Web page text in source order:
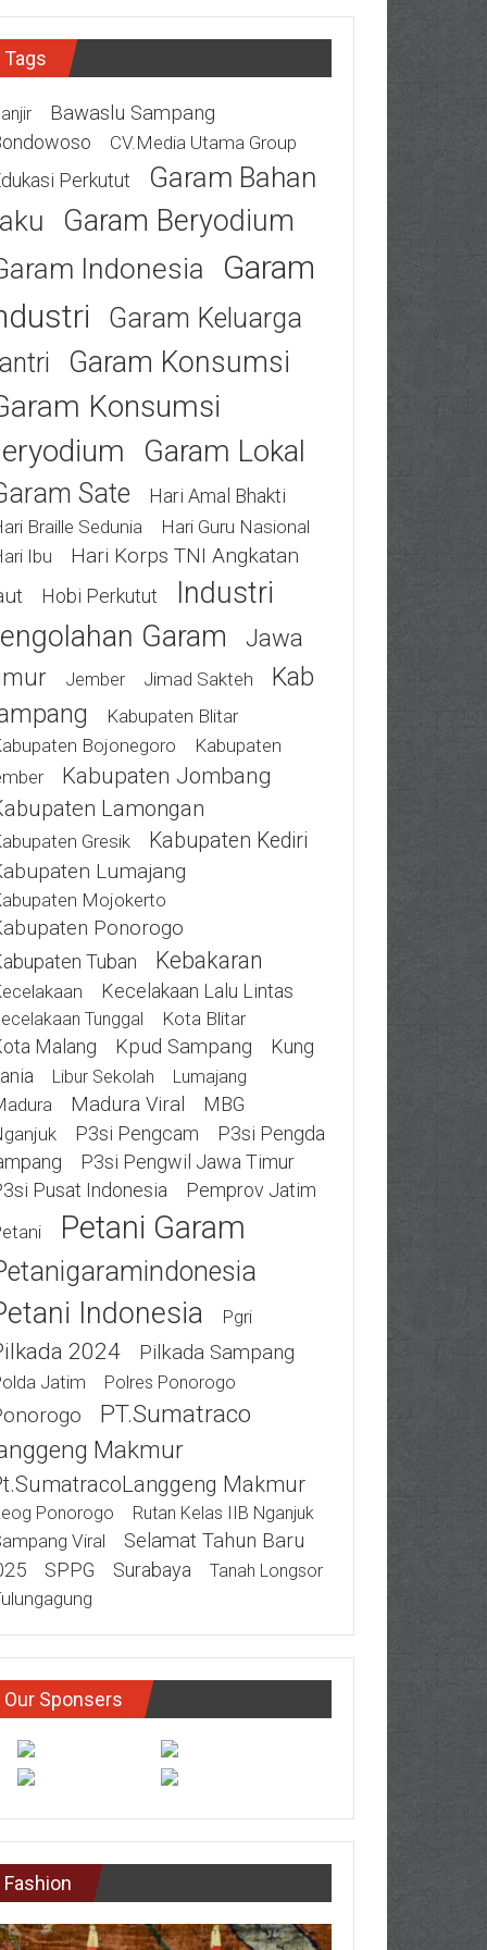
Tags
Bawaslu Sampang
CV.Media Utama Group
Perkutut
Garam Bahan
Garam Beryodium
Indonesia
Garam
Garam Keluarga
Garam Konsumsi
Konsumsi
Garam Lokal
Sate Hari Amal Bhakti
Braille Sedunia
Hari Guru Nasional
Ibu
Hari Korps TNI Angkatan
Hobi Perkutut
Industri
Garam
Jawa
Jember Jimad Sakteh
Kab
Kabupaten Blitar
Bojonegoro
Kabupaten
Kabupaten Jombang
Lamongan
Gresik
Kabupaten Kediri
Lumajang
Mojokerto
Ponorogo
Tuban Kebakaran
Kecelakaan Lalu Lintas
Tunggal Kota Blitar
Malang Kpud Sampang
Kung
Libur Sekolah Lumajang
Madura Viral MBG
P3si Pengcam
P3si Pengda
P3si Pengwil Jawa Timur
Pusat Indonesia
Pemprov Jatim
Petani Garam
Indonesia Pgri
2024 Pilkada Sampang
Jatim Polres Ponorogo
PT.Sumatraco
Makmur
Makmur
Ponorogo Rutan Kelas IIB Nganjuk
Viral
Selamat Tahun Baru
SPPG Surabaya Tanah Longsor
Our Sponsers
Fashion